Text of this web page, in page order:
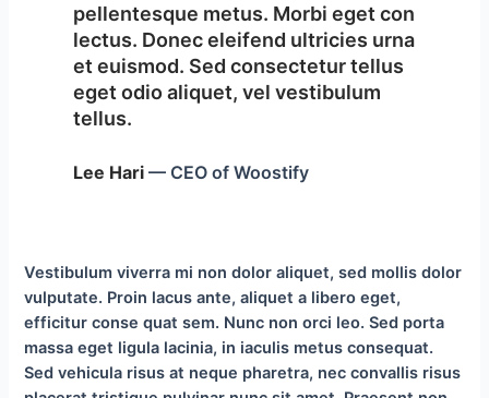
pellentesque metus. Morbi eget con
lectus. Donec eleifend ultricies urna
et euismod. Sed consectetur tellus
eget odio aliquet, vel vestibulum
tellus.
Lee Hari— CEO of Woostify
Vestibulum viverra mi non dolor aliquet, sed mollis dolor
vulputate. Proin lacus ante, aliquet a libero eget,
efficitur conse quat sem. Nunc non orci leo. Sed porta
massa eget ligula lacinia, in iaculis metus consequat.
Sed vehicula risus at neque pharetra, nec convallis risus